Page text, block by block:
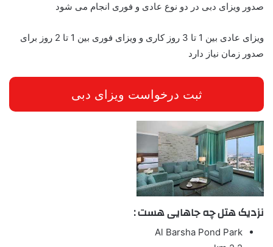
صدور ویزای دبی در دو نوع عادی و فوری انجام می شود
ویزای عادی بین 1 تا 3 روز کاری و ویزای فوری بین 1 تا 2 روز برای
صدور زمان نیاز دارد
ثبت درخواست ویزای دبی
نزدیک هتل چه جاهایی هست :
Al Barsha Pond Park